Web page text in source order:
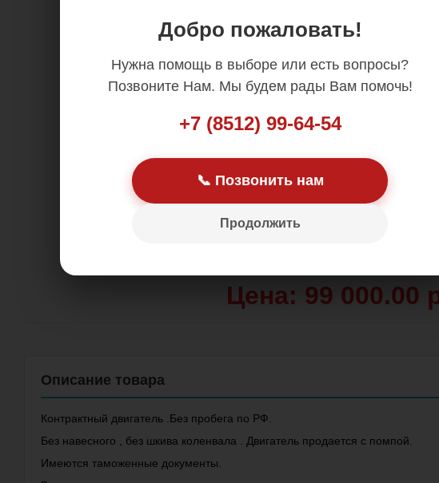
Добро пожаловать!
Нужна помощь в выборе или есть вопросы?
Позвоните Нам. Мы будем рады Вам помочь!
+7 (8512) 99-64-54
📞 Позвонить нам
Продолжить
Цена: 99 000.00
Контрактный двигатель .Без пробега по РФ.
Без навесного , без шкива коленвала . Двигатель продается с помпой.
Имеются таможенные документы.